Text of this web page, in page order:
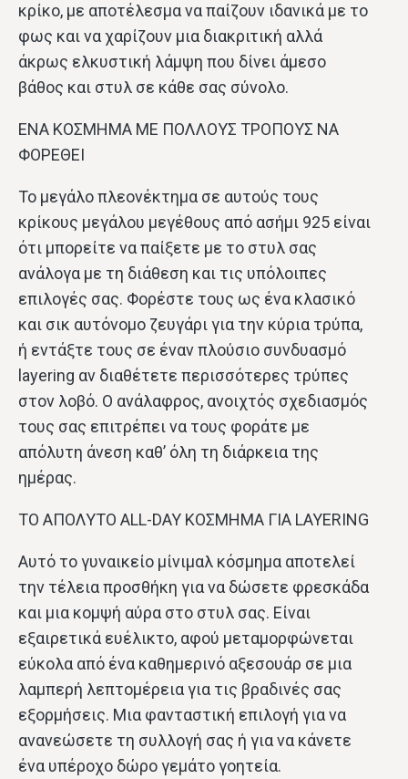
κρίκο, με αποτέλεσμα να παίζουν ιδανικά με το
φως και να χαρίζουν μια διακριτική αλλά
άκρως ελκυστική λάμψη που δίνει άμεσο
βάθος και στυλ σε κάθε σας σύνολο.
ΕΝΑ ΚΟΣΜΗΜΑ ΜΕ ΠΟΛΛΟΥΣ ΤΡΟΠΟΥΣ ΝΑ
ΦΟΡΕΘΕΙ
Το μεγάλο πλεονέκτημα σε αυτούς τους
κρίκους μεγάλου μεγέθους από ασήμι 925 είναι
ότι μπορείτε να παίξετε με το στυλ σας
ανάλογα με τη διάθεση και τις υπόλοιπες
επιλογές σας. Φορέστε τους ως ένα κλασικό
και σικ αυτόνομο ζευγάρι για την κύρια τρύπα,
ή εντάξτε τους σε έναν πλούσιο συνδυασμό
layering αν διαθέτετε περισσότερες τρύπες
στον λοβό. Ο ανάλαφρος, ανοιχτός σχεδιασμός
τους σας επιτρέπει να τους φοράτε με
απόλυτη άνεση καθ’ όλη τη διάρκεια της
ημέρας.
ΤΟ ΑΠΟΛΥΤΟ ALL-DAY ΚΟΣΜΗΜΑ ΓΙΑ LAYERING
Αυτό το γυναικείο μίνιμαλ κόσμημα αποτελεί
την τέλεια προσθήκη για να δώσετε φρεσκάδα
και μια κομψή αύρα στο στυλ σας. Είναι
εξαιρετικά ευέλικτο, αφού μεταμορφώνεται
εύκολα από ένα καθημερινό αξεσουάρ σε μια
λαμπερή λεπτομέρεια για τις βραδινές σας
εξορμήσεις. Μια φανταστική επιλογή για να
ανανεώσετε τη συλλογή σας ή για να κάνετε
ένα υπέροχο δώρο γεμάτο γοητεία.